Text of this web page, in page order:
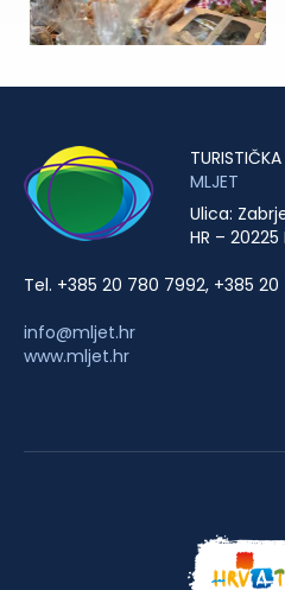
MLJET
Ulica:
HR –
Tel. +385 20 780 7992, +385 20
info@mljet.hr
www.mljet.hr